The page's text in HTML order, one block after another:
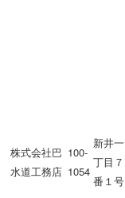
株式会社巴
水道工務店
100-
1054
新井一
丁目７
番１号